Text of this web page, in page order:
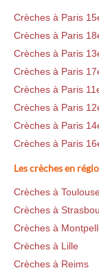
Crèches à Paris
Crèches à Paris
Crèches à Paris
Crèches à Paris
Crèches à Paris
Crèches à Paris
Crèches à Paris
Crèches à Paris
Les crèches en
Crèches à
Crèches à
Crèches à
Crèches à Lille
Crèches à Reims